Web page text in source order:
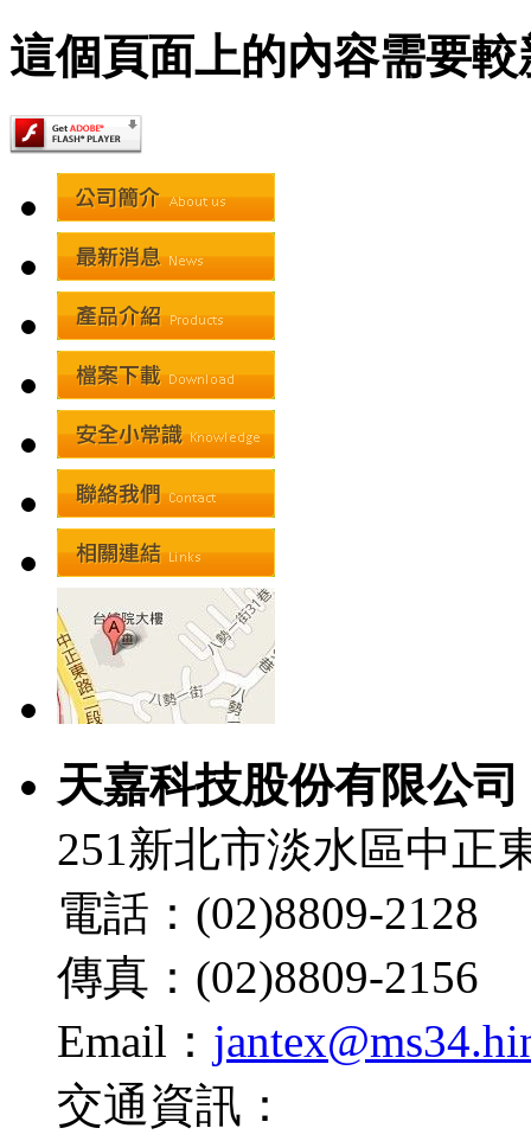
這個頁面上的內容需要
天嘉科技股份有限公司
251新北市淡水區中正
電話：(02)8809-2128
傳真：(02)8809-2156
Email：
交通資訊：